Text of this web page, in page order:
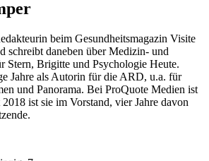
beim Gesundheitsmagazin Visite
schreibt daneben über Medizin- und
Stern, Brigitte und Psychologie Heute.
Jahre als Autorin für die ARD, u.a. für
und Panorama. Bei ProQuote Medien ist
ist sie im Vorstand, vier Jahre davon